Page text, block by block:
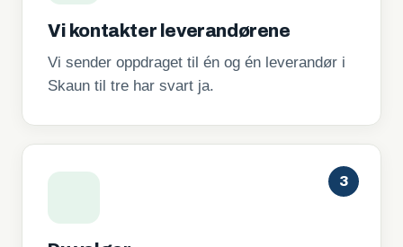
Vi kontakter leverandørene
Vi sender oppdraget til én og én leverandør i
Skaun til tre har svart ja.
3